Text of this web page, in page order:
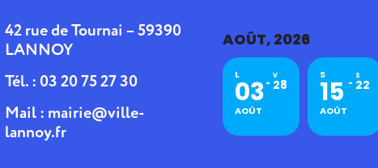
42 rue de Tournai – 59390
LANNOY
Tél. : 03 20 75 27 30
Mail : mairie@ville-
lannoy.fr
AOÛT, 2026
L
03
AOÛT
V
28
S
15
AOÛT
S
22